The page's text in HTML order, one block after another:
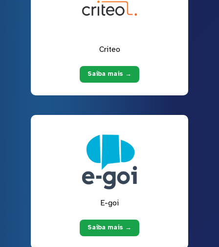
Criteo
Saiba mais →
E-goi
Saiba mais →